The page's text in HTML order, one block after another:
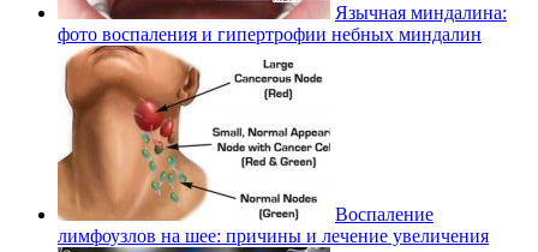
Язычная миндалина:
фото воспаления и гипертрофии небных миндалин
Воспаление
лимфоузлов на шее: причины и лечение увеличения